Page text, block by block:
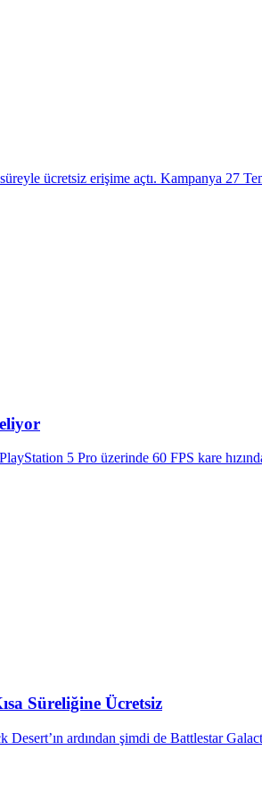
ücretsiz erişime açtı. Kampanya 27
5 Pro üzerinde 60 FPS kare
Süreliğine Ücretsiz
Desert’ın ardından şimdi de Battlestar